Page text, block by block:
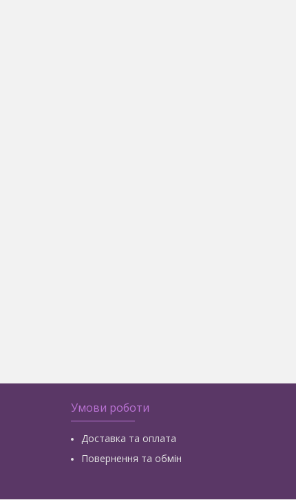
Умови роботи
Доставка та оплата
Повернення та обмін